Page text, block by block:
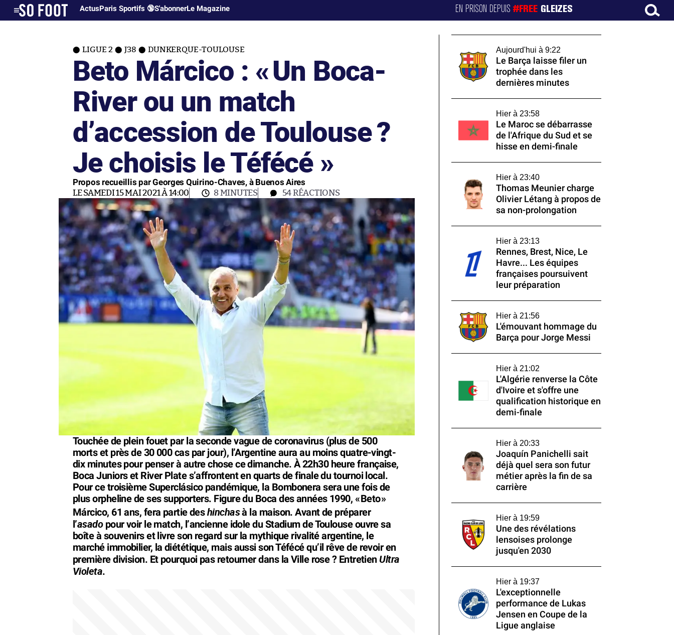
ActusParis Sportifs 🔞S'abonnerLe Magazine EN PRISON DEPUIS#FREE GLEIZES
LIGUE 2 J38 DUNKERQUE-TOULOUSE
Beto Márcico : «Un Boca-
River ou un match
d’accession de Toulouse ?
Je choisis le Téfécé »
Propos recueillis par Georges Quirino-Chaves, à Buenos Aires
LE SAMEDI 15 MAI 2021 À 14:00 8 MINUTES 54RÉACTIONS
Touchée de plein fouet par la seconde vague de coronavirus (plus de 500
morts et près de 30 000 cas par jour), l’Argentine aura au moins quatre-vingt-
dix minutes pour penser à autre chose ce dimanche. À 22h30 heure française,
Boca Juniors et River Plate s’affrontent en quarts de finale du tournoi local.
Pour ce troisième Superclásico pandémique, la Bombonera sera une fois de
plus orpheline de ses supporters. Figure du Boca des années 1990, «Beto»
Márcico, 61 ans, fera partie deshinchasà la maison. Avant de préparer
l’asadopour voir le match, l’ancienne idole du Stadium de Toulouse ouvre sa
boîte à souvenirs et livre son regard sur la mythique rivalité argentine, le
marché immobilier, la diététique, mais aussi son Téfécé qu’il rêve de revoir en
première division. Et pourquoi pas retourner dans la Ville rose ? Entretien Ultra
Violeta.
Aujourd'hui à 9:22
Le Barça laisse filer un
trophée dans les
dernières minutes
Hier à 23:58
Le Maroc se débarrasse
de l'Afrique du Sud et se
hisse en demi-finale
Hier à 23:40
Thomas Meunier charge
Olivier Létang à propos de
sa non-prolongation
Hier à 23:13
Rennes, Brest, Nice, Le
Havre... Les équipes
françaises poursuivent
leur préparation
Hier à 21:56
L'émouvant hommage du
Barça pour Jorge Messi
Hier à 21:02
L'Algérie renverse la Côte
d'Ivoire et s'offre une
qualification historique en
demi-finale
Hier à 20:33
Joaquín Panichelli sait
déjà quel sera son futur
métier après la fin de sa
carrière
Hier à 19:59
Une des révélations
lensoises prolonge
jusqu'en 2030
Hier à 19:37
L'exceptionnelle
performance de Lukas
Jensen en Coupe de la
Ligue anglaise